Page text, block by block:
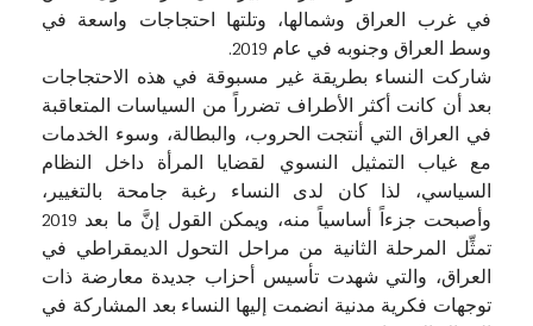
في غرب العراق وشمالها، وتلتها احتجاجات واسعة في
وسط العراق وجنوبه في عام 2019.
شاركت النساء بطريقة غير مسبوقة في هذه الاحتجاجات
بعد أن كانت أكثر الأطراف تضرراً من السياسات المتعاقبة
في العراق التي أنتجت الحروب، والبطالة، وسوء الخدمات
مع غياب التمثيل النسوي لقضايا المرأة داخل النظام
السياسي، لذا كان لدى النساء رغبة جامحة بالتغيير،
وأصبحت جزءاً أساسياً منه، ويمكن القول إنَّ ما بعد 2019
تمثِّل المرحلة الثانية من مراحل التحول الديمقراطي في
العراق، والتي شهدت تأسيس أحزاب جديدة معارضة ذات
توجهات فكرية مدنية انضمت إليها النساء بعد المشاركة في